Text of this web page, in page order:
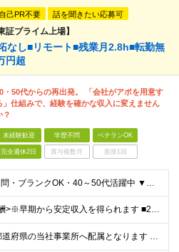
自己PR不要 話を聞きたい応募可
プライム上場】
なし■リモート■残業月2.8h■転勤無
円超
・50代からの再出発。 「会社がアポを用意す
」仕組みで、経験を確かな収入に変えません
？
未経験歓迎 学歴不問 ベテランOK
完全週休2日 賞与複数月 面接1回
★学歴不問・ブランクOK・40～50代活躍中 ▼以下いずれかのご経験をお持ちの方 ■金融業界（保険会社や銀行、証券会社、信用金庫など）での就業経験 ■何かしらの営業経験をお持ちの方 ※ブランクのある方
<平均報酬>※早期から安定収入を得られます ■2年目～：888万円 ■3年目～：960万円 ■4年目～：1028万円 ★成果連動型報酬（営業成績に応じて支給/45時間分固定残業代含む/超過分は別途支
全国47都道府県の当社事業所へ配属となります ※居住地や希望の勤務先を考慮します ※リモートワークOK／転勤なし ＜本社＞ 東京都台東区浅草橋1-1-8 FP浅草橋ビル (変更の範囲)上記を除く当